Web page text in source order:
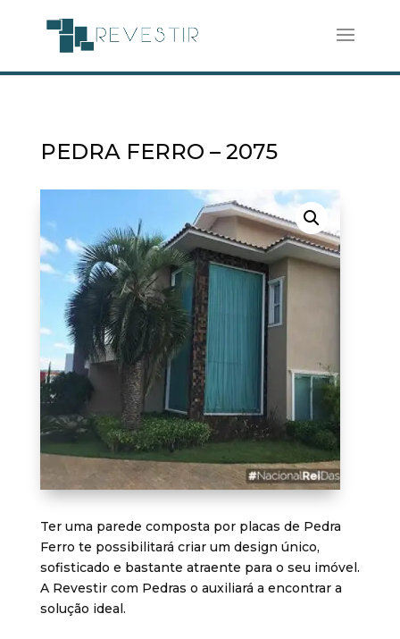
PEDRA FERRO – 2075
Ter uma parede composta por placas de Pedra
Ferro te possibilitará criar um design único,
sofisticado e bastante atraente para o seu imóvel.
A Revestir com Pedras o auxiliará a encontrar a
solução ideal.